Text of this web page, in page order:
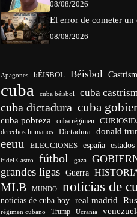
08/08/2026
El error de cometer un
08/08/2026
Apagones bÉISBOL Béisbol
cuba cuba béisbol cuba
cuba dictadura cuba
cuba pobreza cuba régimen
derechos humanos Dictadura donald
eeuu ELECCIONES españa
Fidel Castro fútbol gaza
grandes ligas Guerra
MLB MUNDO noticias de
noticias de cuba hoy real madrid
régimen cubano Trump Ucrania